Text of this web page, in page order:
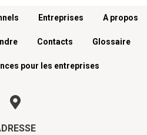
Entreprises A propos
Contacts Glossaire
pour les entreprises